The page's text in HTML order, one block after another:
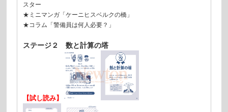
スター
★ミニマンガ「ケーニヒスベルクの橋」
★コラム「警備員は何人必要？」
ステージ２ 数と計算の塔
【試し読み】